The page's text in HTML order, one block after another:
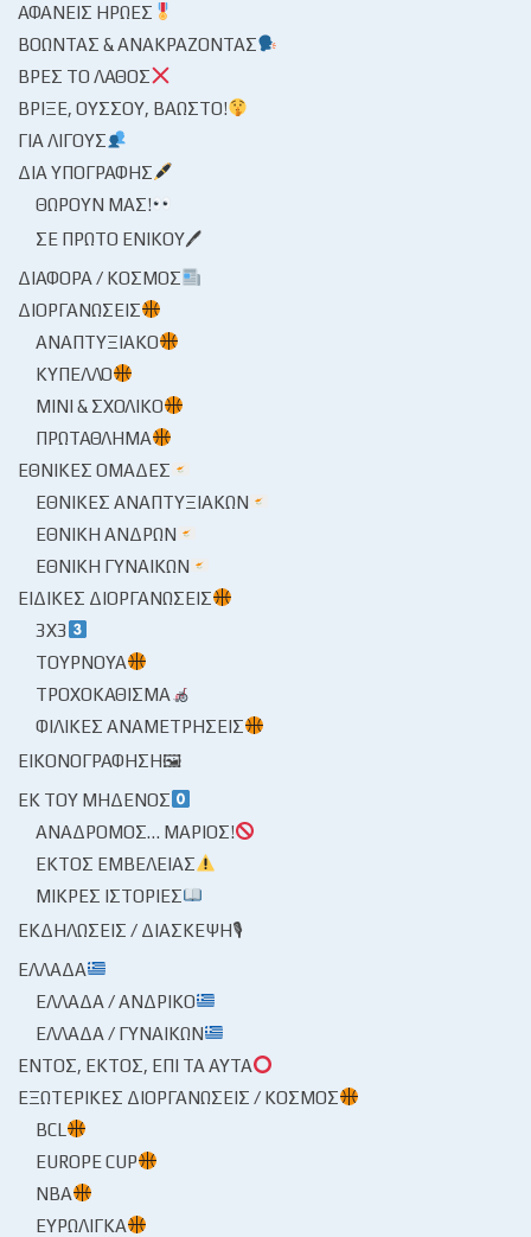
ΑΦΑΝΕΊΣ ΉΡΩΕΣ
ΒΟΏΝΤΑΣ & ΑΝΑΚΡΆΖΟΝΤΑΣ
ΒΡΕΣ ΤΟ ΛΆΘΟΣ
ΒΡΊΞΕ, ΟΎΣΣΟΥ, ΒΆΩΣΤΟ!
ΓΙΑ ΛΊΓΟΥΣ
ΔΙΑ ΥΠΟΓΡΑΦΉΣ
ΘΩΡΟΎΝ ΜΑΣ!
ΣΕ ΠΡΏΤΟ ΕΝΙΚΟΎ🖊
ΔΙΆΦΟΡΑ / ΚΌΣΜΟΣ
ΔΙΟΡΓΑΝΏΣΕΙΣ
ΑΝΑΠΤΥΞΙΑΚΌ
ΚΎΠΕΛΛΟ
ΜΊΝΙ & ΣΧΟΛΙΚΌ
ΠΡΩΤΆΘΛΗΜΑ
ΕΘΝΙΚΈΣ ΟΜΆΔΕΣ
ΕΘΝΙΚΈΣ ΑΝΑΠΤΥΞΙΑΚΏΝ
ΕΘΝΙΚΉ ΑΝΔΡΏΝ
ΕΘΝΙΚΉ ΓΥΝΑΙΚΏΝ
ΕΙΔΙΚΈΣ ΔΙΟΡΓΑΝΏΣΕΙΣ
3X3
ΤΟΥΡΝΟΥΆ
ΤΡΟΧΟΚΆΘΙΣΜΑ
ΦΙΛΙΚΈΣ ΑΝΑΜΕΤΡΉΣΕΙΣ
ΕΙΚΟΝΟΓΡΆΦΗΣΗ🖼
ΕΚ ΤΟΥ ΜΗΔΕΝΌΣ
ΑΝΆΔΡΟΜΟΣ… ΜΆΡΙΟΣ!
ΕΚΤΌΣ ΕΜΒΈΛΕΙΑΣ
ΜΙΚΡΈΣ ΙΣΤΟΡΊΕΣ
ΕΚΔΗΛΏΣΕΙΣ / ΔΙΆΣΚΕΨΗ🎙
ΕΛΛΆΔΑ
ΕΛΛΆΔΑ / ΑΝΔΡΙΚΌ
ΕΛΛΆΔΑ / ΓΥΝΑΙΚΏΝ
ΕΝΤΌΣ, ΕΚΤΌΣ, ΕΠΊ ΤΑ ΑΥΤΆ
ΕΞΩΤΕΡΙΚΈΣ ΔΙΟΡΓΑΝΏΣΕΙΣ / ΚΌΣΜΟΣ
BCL
EUROPE CUP
NBA
ΕΥΡΩΛΊΓΚΑ